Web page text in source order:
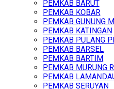
PEMKAB BARUT
PEMKAB KOBAR
PEMKAB GUNUNG
PEMKAB KATINGAN
PEMKAB PULANG
PEMKAB BARSEL
PEMKAB BARTIM
PEMKAB MURUNG
PEMKAB
PEMKAB SERUYAN